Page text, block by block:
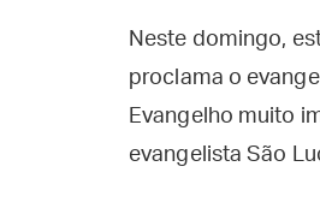
Neste domingo,
proclama o
Evangelho muito
evangelista São